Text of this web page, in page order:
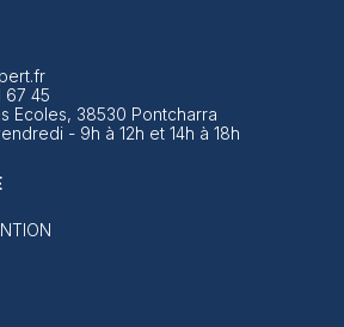
67 45
Ecoles, 38530 Pontcharra
- 9h à 12h et 14h à 18h